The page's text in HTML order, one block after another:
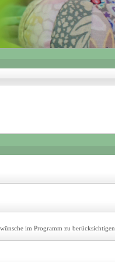
im Programm zu berücksichtigen